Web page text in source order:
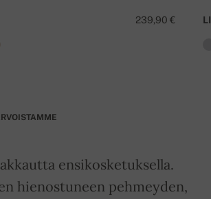
239,90 €
ensikosketuksella.
hienostuneen pehmeyden,